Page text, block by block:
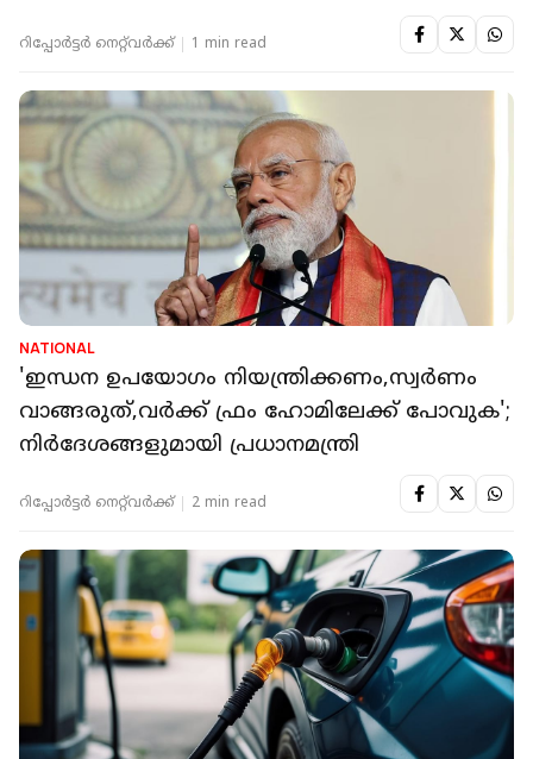
റിപ്പോർട്ടർ നെറ്റ്‌വര്‍ക്ക്‌ 1 min read
NATIONAL
'ഇന്ധന ഉപയോഗം നിയന്ത്രിക്കണം,സ്വർണം
വാങ്ങരുത്,വർക്ക് ഫ്രം ഹോമിലേക്ക് പോവുക';
നിര്‍ദേശങ്ങളുമായി പ്രധാനമന്ത്രി
റിപ്പോർട്ടർ നെറ്റ്‌വര്‍ക്ക്‌ 2 min read